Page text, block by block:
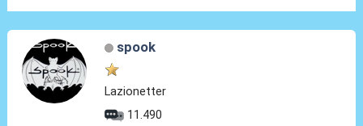
spook
Lazionetter
11.490